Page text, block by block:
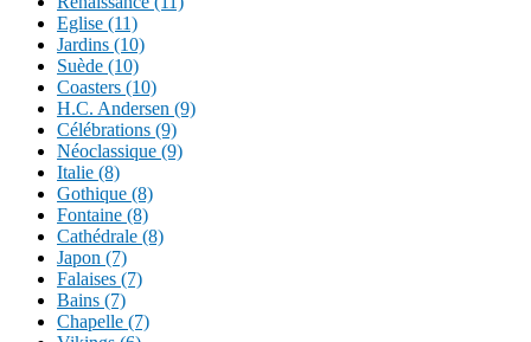
Eglise (11)
Jardins (10)
Suède (10)
Coasters (10)
H.C. Andersen (9)
Célébrations (9)
Néoclassique (9)
Italie (8)
Gothique (8)
Fontaine (8)
Cathédrale (8)
Japon (7)
Falaises (7)
Bains (7)
Chapelle (7)